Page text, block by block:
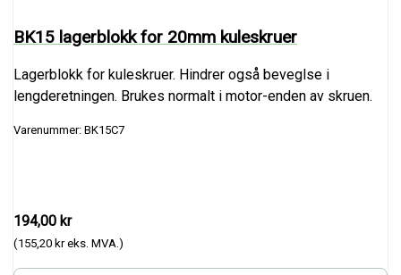
BK15 lagerblokk for 20mm kuleskruer
Lagerblokk for kuleskruer. Hindrer også beveglse i
lengderetningen. Brukes normalt i motor-enden av skruen.
Varenummer: BK15C7
194,00 kr
(155,20 kr eks. MVA.)